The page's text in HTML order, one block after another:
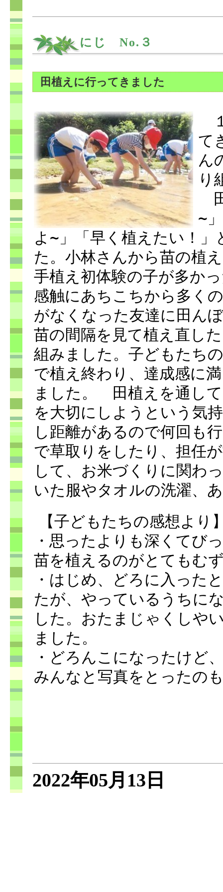
にじ No.３
田植えに行ってきました
て
ん
り
~
よ~」「早く植えたい！
た。小林さんから苗の植
手植え初体験の子が多か
感触にあちこちから多く
がなくなった友達に田ん
苗の間隔を見て植え直し
組みました。子どもたち
で植え終わり、達成感に
ました。 田植えを通し
を大切にしようという気
し距離があるので何回も
で草取りをしたり、担任
して、お米づくりに関わ
いた服やタオルの洗濯、
【子どもたちの感想より
・思ったよりも深くてび
苗を植えるのがとてもむ
・はじめ、どろに入った
たが、やっているうちに
した。おたまじゃくしや
ました。
・どろんこになったけど
みんなと写真をとったの
2022年05月13日